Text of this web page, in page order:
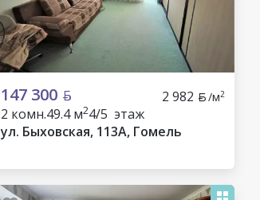
147 300 2 982 /м2
2 комн.49.4 м24/5 этаж
ул. Быховская, 113А, Гомель